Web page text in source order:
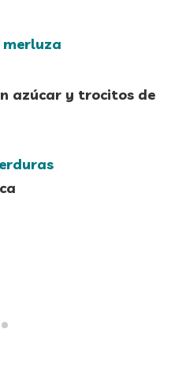
azúcar y trocitos de